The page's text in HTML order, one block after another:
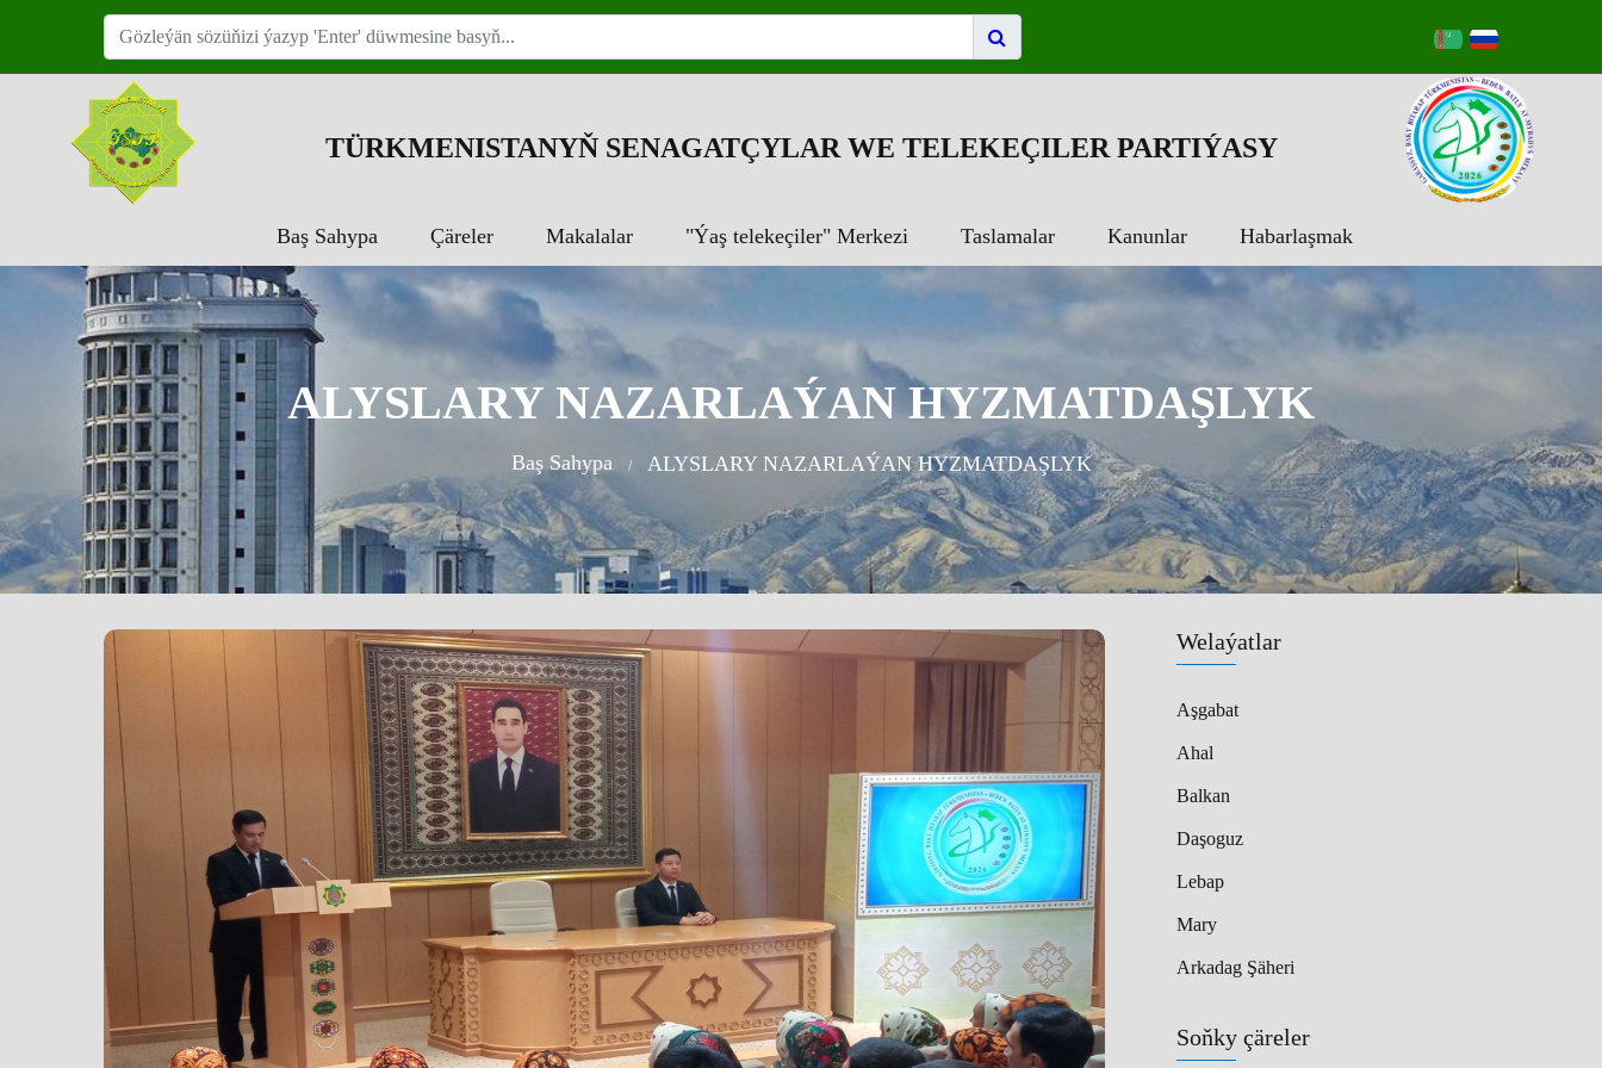
TÜRKMENISTANYŇ SENAGATÇYLAR WE TELEKEÇILER PARTIÝASY
Baş Sahypa Çäreler Makalalar "Ýaş telekeçiler" Merkezi Taslamalar Kanunlar Habarlaşmak
ALYSLARY NAZARLAÝAN HYZMATDAŞLYK
Baş Sahypa ALYSLARY NAZARLAÝAN HYZMATDAŞLYK
Welaýatlar
Aşgabat
Ahal
Balkan
Daşoguz
Lebap
Mary
Arkadag Şäheri
Soňky çäreler